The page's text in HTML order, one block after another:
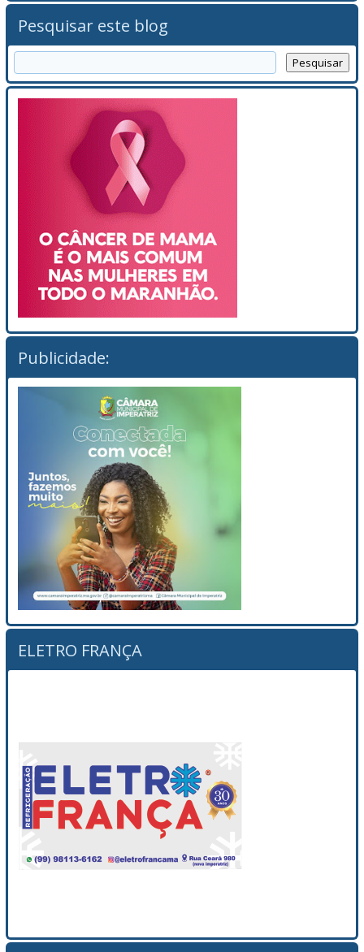
Pesquisar este blog
Publicidade:
ELETRO FRANÇA